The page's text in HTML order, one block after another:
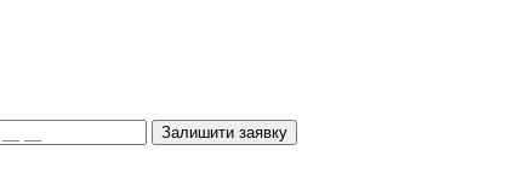
Залишити заявку